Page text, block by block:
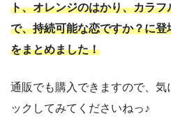
ト、オレンジのはかり、カラ
で、持続可能な恋ですか？に
をまとめました！
通販でも購入できますので、気
ックしてみてくださいねっ♪